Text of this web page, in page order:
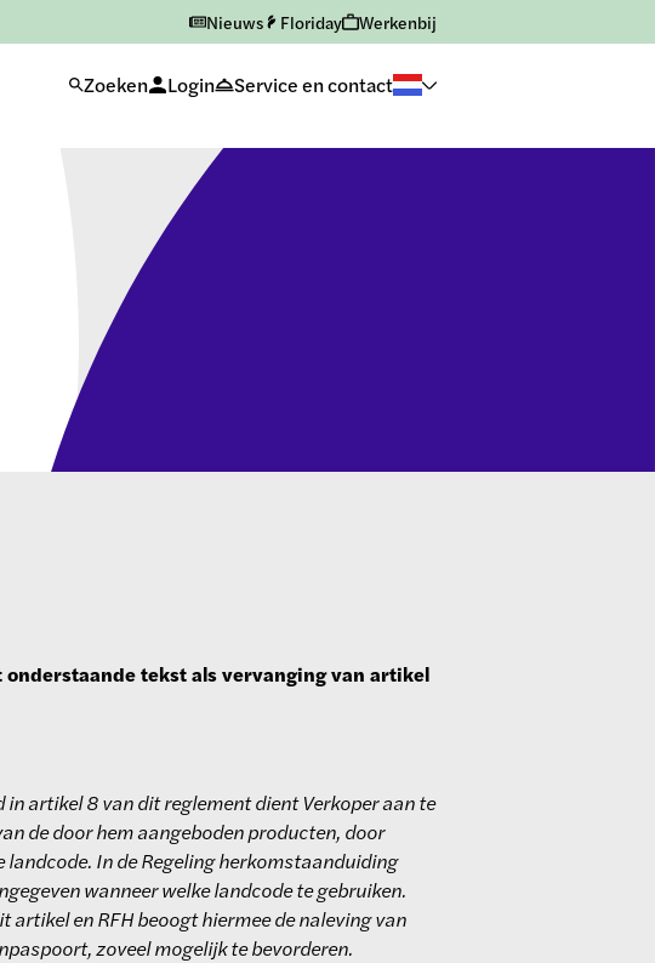
Nieuws Floriday Werkenbij
Zoeken Login Service en contact
onderstaande tekst als vervanging van artikel
artikel 8 van dit reglement dient Verkoper aan te
de door hem aangeboden producten, door
In de Regeling herkomstaanduiding
wanneer welke landcode te gebruiken.
artikel en RFH beoogt hiermee de naleving van
zoveel mogelijk te bevorderen.